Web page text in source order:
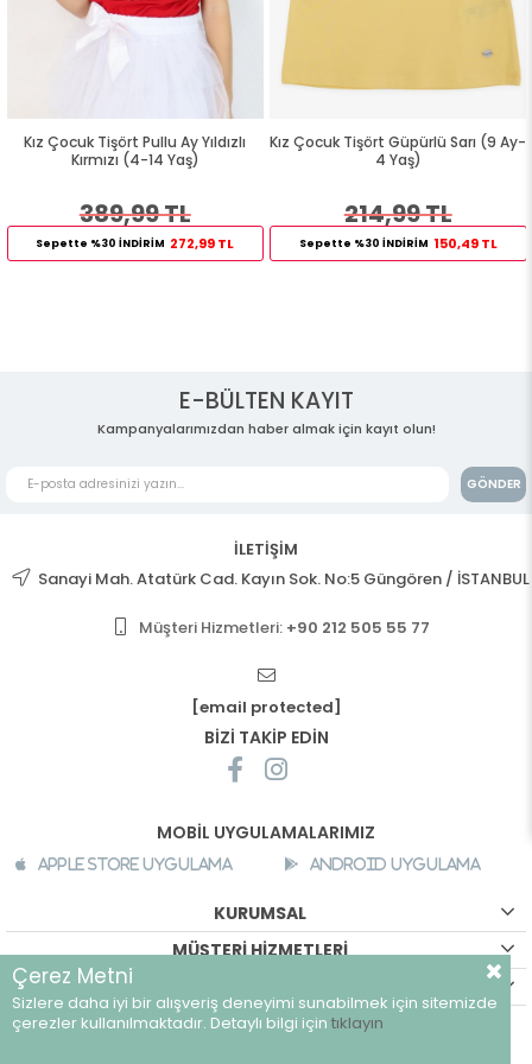
Kız Çocuk Tişört Pullu Ay Yıldızlı
Kırmızı (4-14 Yaş)
389,99 TL
Sepette %30 İNDİRİM 272,99 TL
Kız Çocuk Tişört Güpürlü Sarı (9 Ay-
4 Yaş)
214,99 TL
Sepette %30 İNDİRİM 150,49 TL
E-BÜLTEN KAYIT
Kampanyalarımızdan haber almak için kayıt olun!
GÖNDER
İLETİŞİM
Sanayi Mah. Atatürk Cad. Kayın Sok. No:5 Güngören / İSTANBUL
Müşteri Hizmetleri: +90 212 505 55 77
[email protected]
BİZİ TAKİP EDİN
MOBİL UYGULAMALARIMIZ
Apple Store Uygulama Android Uygulama
KURUMSAL
MÜŞTERİ HİZMETLERİ
©breeze.com.tr - Tüm hakları saklıdır.
Çerez Metni
Sizlere daha iyi bir alışveriş deneyimi sunabilmek için sitemizde
çerezler kullanılmaktadır. Detaylı bilgi için tıklayın